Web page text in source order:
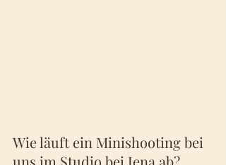
Wie läuft ein Minishooting bei
uns im Studio bei Jena ab?